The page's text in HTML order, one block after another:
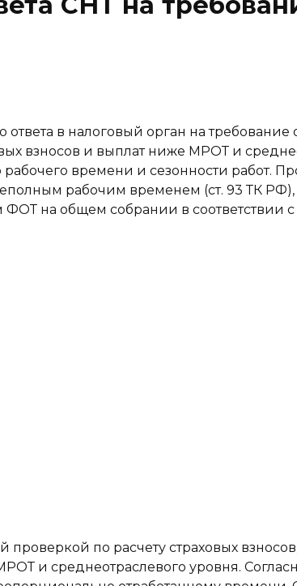
ответа в налоговый орган на
взносов и выплат ниже МРОТ и
времени и сезонности работ.
рабочим временем (ст. 93 ТК РФ),
на общем собрании в соответствии
по расчету страховых
и среднеотраслевого уровня.